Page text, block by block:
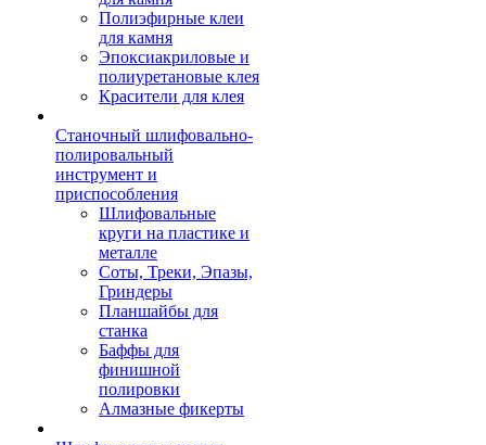
Полиэфирные клеи
для камня
Эпоксиакриловые и
полиуретановые клея
Красители для клея
Станочный шлифовально-
полировальный
инструмент и
приспособления
Шлифовальные
круги на пластике и
металле
Соты, Треки, Эпазы,
Гриндеры
Планшайбы для
станка
Баффы для
финишной
полировки
Алмазные фикерты